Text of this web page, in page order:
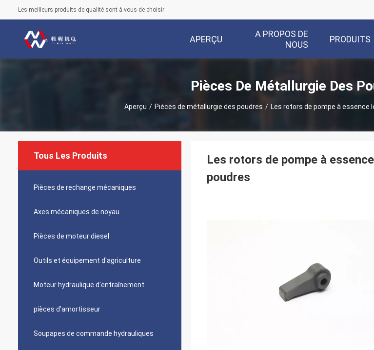
Les meilleurs produits de qualité sont à vous de choisir
APERÇU
A PROPOS DE
NOUS
PRODUITS
Pièces De Métallurgie Des
Aperçu / Pièces de métallurgie des poudres / Les rotors de pompe à essence
Tous Les Produits
Pièces de rechange mécaniques
Axes mécaniques de noyau
Pièces de moteur diesel
Outils et équipement d'agriculture
Moteur hydraulique d'entraînement
pièces d'amortisseur
Soupapes de commande hydrauliques
Les rotors de pompe à
poudres